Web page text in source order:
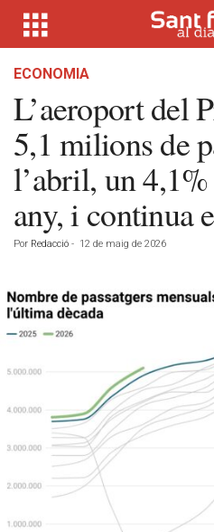
ECONOMIA
L’aeroport del
5,1 milions de
l’abril, un
any, i continua
Por Redacció - 12 de maig de 2026